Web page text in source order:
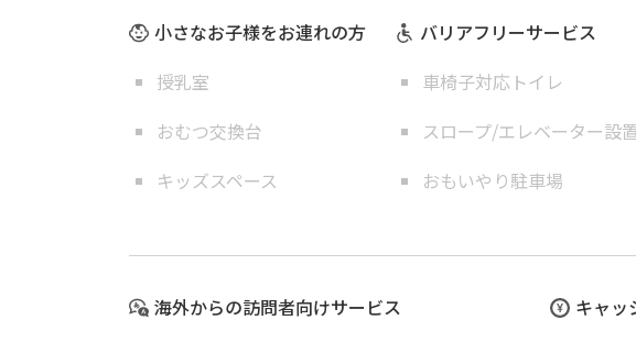
小さなお子様をお連れの方
授乳室
おむつ交換台
キッズスペース
バリアフリーサービス
車椅子対応トイレ
スロープ/エレベーター設
おもいやり駐車場
海外からの訪問者向けサービス
キャッ